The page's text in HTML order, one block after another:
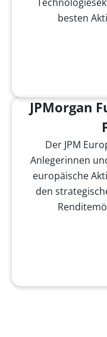
besten
JPMorgan
Der JPM
Anlegerinnen
europäische
den